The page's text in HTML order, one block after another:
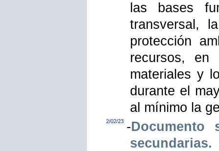
las bases
transversal,
protección
recursos,
materiales y
durante el
al mínimo la
2/02/23 -Documento
secundarias.